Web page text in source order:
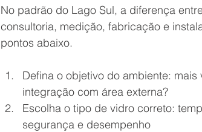
No padrão do Lago Sul, a diferença
consultoria, medição, fabricação e
pontos abaixo.
Defina o objetivo do ambiente:
integração com área externa?
Escolha o tipo de vidro correto:
segurança e desempenho